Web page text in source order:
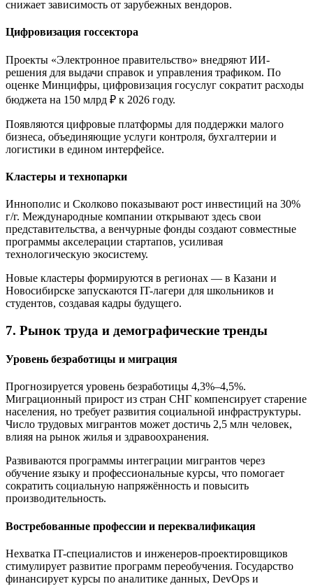
снижает зависимость от зарубежных вендоров.
Цифровизация госсектора
Проекты «Электронное правительство» внедряют ИИ-
решения для выдачи справок и управления трафиком. По
оценке Минцифры, цифровизация госуслуг сократит расходы
бюджета на 150 млрд ₽ к 2026 году.
Появляются цифровые платформы для поддержки малого
бизнеса, объединяющие услуги контроля, бухгалтерии и
логистики в едином интерфейсе.
Кластеры и технопарки
Иннополис и Сколково показывают рост инвестиций на 30%
г/г. Международные компании открывают здесь свои
представительства, а венчурные фонды создают совместные
программы акселерации стартапов, усиливая
технологическую экосистему.
Новые кластеры формируются в регионах — в Казани и
Новосибирске запускаются IT-лагери для школьников и
студентов, создавая кадры будущего.
7. Рынок труда и демографические тренды
Уровень безработицы и миграция
Прогнозируется уровень безработицы 4,3%–4,5%.
Миграционный прирост из стран СНГ компенсирует старение
населения, но требует развития социальной инфраструктуры.
Число трудовых мигрантов может достичь 2,5 млн человек,
влияя на рынок жилья и здравоохранения.
Развиваются программы интеграции мигрантов через
обучение языку и профессиональные курсы, что помогает
сократить социальную напряжённость и повысить
производительность.
Востребованные профессии и переквалификация
Нехватка IT-специалистов и инженеров-проектировщиков
стимулирует развитие программ переобучения. Государство
финансирует курсы по аналитике данных, DevOps и